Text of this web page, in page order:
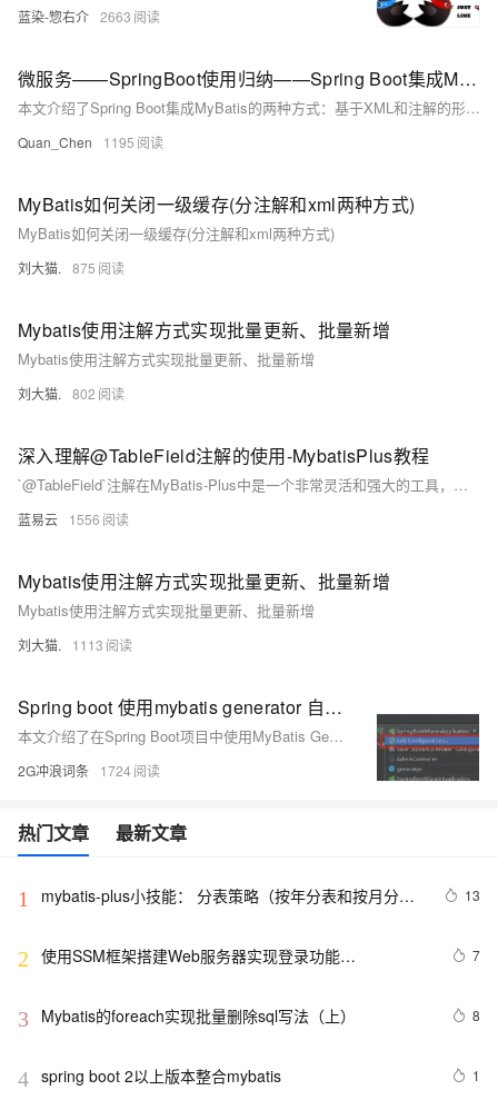
蓝染-惣右介 2663
微服务——SpringBoot使用归纳——Spring Boot集成MyBatis——基于注解的整合
本文介绍了Spring Boot集成MyBatis的两种方式：基于XML和注解的形式。重点讲解了注解方式，包括@Select、@Insert、@Update、@Delete等常用注解的使用方法，以及多参数时@Param注解的应用。同时，针对字段映射不一致的问题，提供了@Results和@ResultMap的解决方案。文章还提到实际项目中常结合XML与注解的优点，灵活使用两者以提高开发效率，并附带课程源码供下载学习。
Quan_Chen 1195
MyBatis如何关闭一级缓存(分注解和xml两种方式)
MyBatis如何关闭一级缓存(分注解和xml两种方式)
刘大猫. 875
Mybatis使用注解方式实现批量更新、批量新增
Mybatis使用注解方式实现批量更新、批量新增
刘大猫. 802
深入理解@TableField注解的使用-MybatisPlus教程
`@TableField`注解在MyBatis-Plus中是一个非常灵活和强大的工具，能够帮助开发者精细控制实体类与数据库表字段之间的映射关系。通过合理使用 `@TableField`注解，可以实现字段名称映射、自动填充、条件查询以及自定义类型处理等高级功能。这些功能在实际开发中，可以显著提高代码的可读性和维护性。如果需要进一步优化和管理你的MyBatis-Plus应用程
蓝易云 1556
Mybatis使用注解方式实现批量更新、批量新增
Mybatis使用注解方式实现批量更新、批量新增
刘大猫. 1113
Spring boot 使用mybatis generator 自动生成代码插件
本文介绍了在Spring Boot项目中使用MyBatis Generator插件自动生成代码的详细步骤。首先创建一个新的Spring Boot项目，接着引入MyBatis Generator插件并配置`pom.xml`文件。然后删除默认的`application.properties`文件，创建`application.yml`进行相关配置，如设置Mapper路径和实体类包名。重点在于配置`generatorConfig.xml`文件，包括数据库驱动、连接信息、生成模型、映射文件及DAO的包名和位置。最后通过IDE配置运行插件生成代码，并在主类添加`@MapperScan`注解完成整合
2G冲浪词条 1724
热门文章 最新文章
1
mybatis-plus小技能： 分表策略（按年分表和按月分
13
2 使用SSM框架搭建Web服务器实现登录功能
7
3 Mybatis的foreach实现批量删除sql写法（上） 8
4 spring boot 2以上版本整合mybatis 1